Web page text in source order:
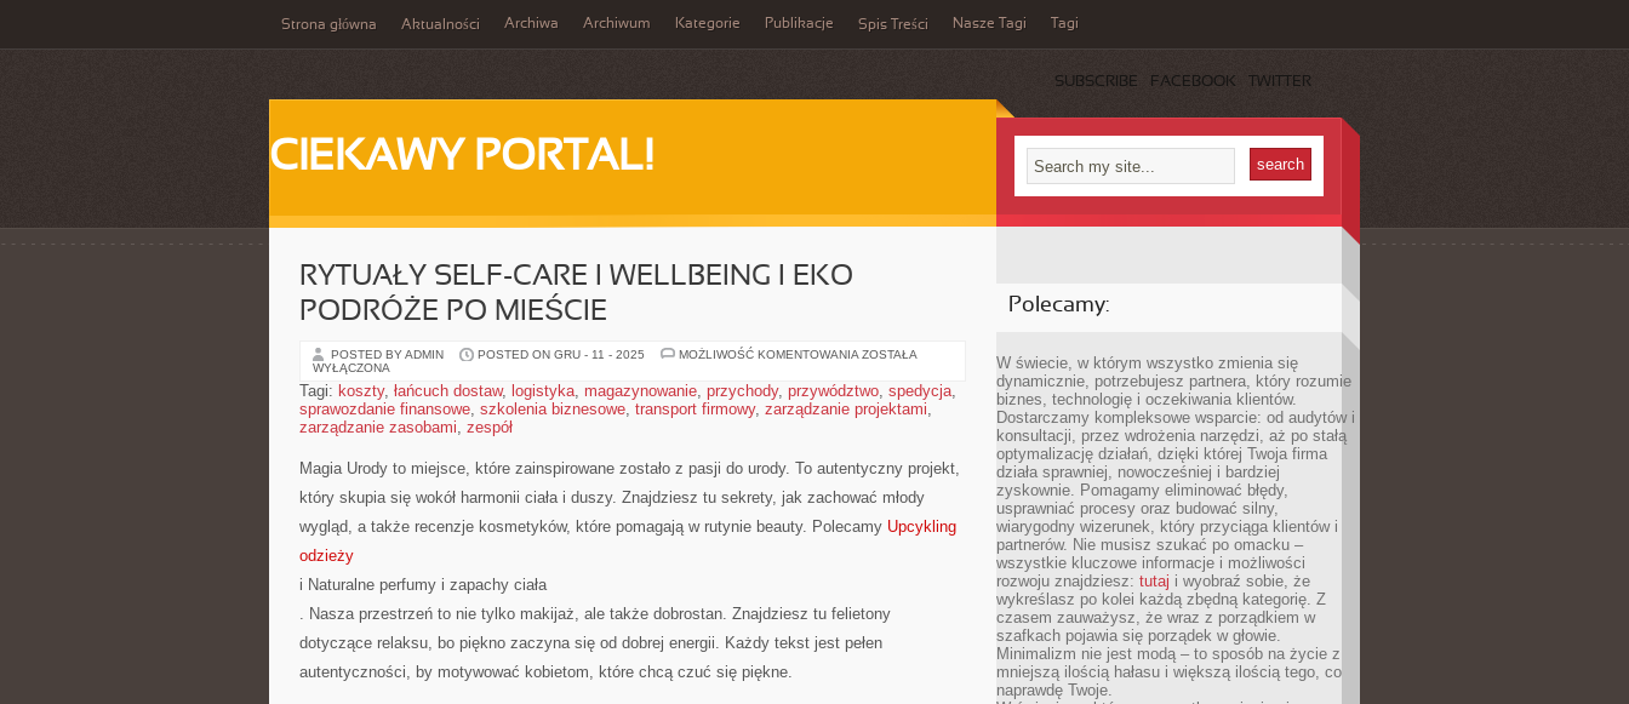
Strona główna Aktualności Archiwa Archiwum Kategorie Publikacje Spis Treści Nasze Tagi Tagi
SUBSCRIBE FACEBOOK TWITTER
CIEKAWY PORTAL!
RYTUAŁY SELF-CARE I WELLBEING I EKO
PODRÓŻE PO MIEŚCIE
POSTED BY ADMIN POSTED ON GRU - 11 - 2025 MOŻLIWOŚĆ KOMENTOWANIA RYTUAŁY
I
WELLBEING
MIEŚCIE
ZOSTAŁA
WYŁĄCZONA
Tagi: koszty, łańcuch dostaw, logistyka, magazynowanie, przychody, przywództwo, spedycja,
sprawozdanie finansowe, szkolenia biznesowe, transport firmowy, zarządzanie projektami,
zarządzanie zasobami, zespół
Magia Urody to miejsce, które zainspirowane zostało z pasji do urody. To autentyczny projekt,
który skupia się wokół harmonii ciała i duszy. Znajdziesz tu sekrety, jak zachować młody
wygląd, a także recenzje kosmetyków, które pomagają w rutynie beauty. Polecamy Upcykling
odzieży
i Naturalne perfumy i zapachy ciała
. Nasza przestrzeń to nie tylko makijaż, ale także dobrostan. Znajdziesz tu felietony
dotyczące relaksu, bo piękno zaczyna się od dobrej energii. Każdy tekst jest pełen
autentyczności, by motywować kobietom, które chcą czuć się piękne.
Polecamy:
W świecie, w którym wszystko zmienia się
dynamicznie, potrzebujesz partnera, który rozumie
biznes, technologię i oczekiwania klientów.
Dostarczamy kompleksowe wsparcie: od audytów i
konsultacji, przez wdrożenia narzędzi, aż po stałą
optymalizację działań, dzięki której Twoja firma
działa sprawniej, nowocześniej i bardziej
zyskownie. Pomagamy eliminować błędy,
usprawniać procesy oraz budować silny,
wiarygodny wizerunek, który przyciąga klientów i
partnerów. Nie musisz szukać po omacku –
wszystkie kluczowe informacje i możliwości
rozwoju znajdziesz: tutaj i wyobraź sobie, że
wykreślasz po kolei każdą zbędną kategorię. Z
czasem zauważysz, że wraz z porządkiem w
szafkach pojawia się porządek w głowie.
Minimalizm nie jest modą – to sposób na życie z
mniejszą ilością hałasu i większą ilością tego, co
naprawdę Twoje.